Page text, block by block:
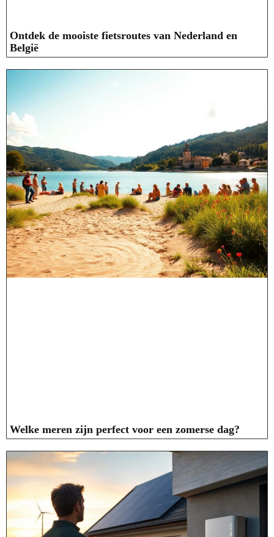
Ontdek de mooiste fietsroutes van Nederland en
België
Welke meren zijn perfect voor een zomerse dag?